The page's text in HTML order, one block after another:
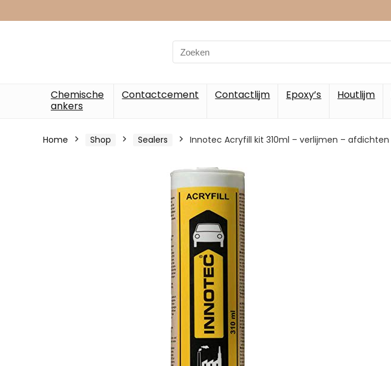
Chemische
ankers
Contactcement Contactlijm Epoxy’s Houtlijm
Home Shop Sealers Innotec Acryfill kit 310ml – verlijmen – afdichten